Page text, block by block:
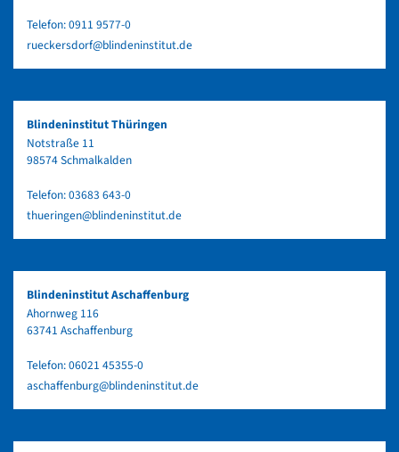
Telefon:0911 9577-0
rueckersdorf@blindeninstitut.de
Blindeninstitut Thüringen
Notstraße 11
98574 Schmalkalden
Telefon:03683 643-0
thueringen@blindeninstitut.de
Blindeninstitut Aschaffenburg
Ahornweg 116
63741 Aschaffenburg
Telefon:06021 45355-0
aschaffenburg@blindeninstitut.de